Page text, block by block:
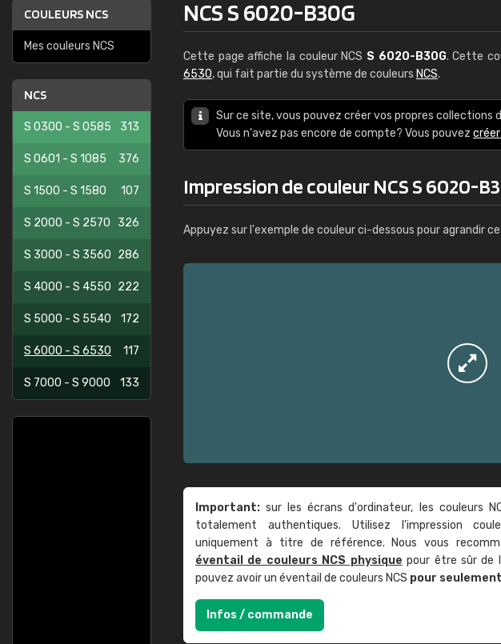
COULEURS NCS
Mes couleurs NCS
NCS
S 0300 - S 0585 313
S 0601 - S 1085 376
S 1500 - S 1580 107
S 2000 - S 2570 326
S 3000 - S 3560 286
S 4000 - S 4550 222
S 5000 - S 5540 172
S 6000 - S 6530 117
S 7000 - S 9000 133
NCS S 6020-B30G
Cette page affiche la couleur NCS S 6020-B30G. Cette
6530, qui fait partie du système de couleurs NCS.
Sur ce site, vous pouvez créer vos propres collections
Vous n'avez pas encore de compte? Vous pouvez
Impression de couleur NCS S 6020-
Appuyez sur l'exemple de couleur ci-dessous pour agrandir
Important: sur les écrans d'ordinateur, les couleurs
totalement authentiques. Utilisez l'impression
uniquement à titre de référence. Nous vous
éventail de couleurs NCS physique pour être sûr de
pouvez avoir un éventail de couleurs NCS pour
Infos / commande